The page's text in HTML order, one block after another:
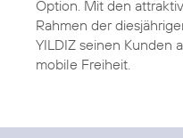
Option. Mit den
Rahmen der
YILDIZ seinen Kunden
mobile Freiheit.